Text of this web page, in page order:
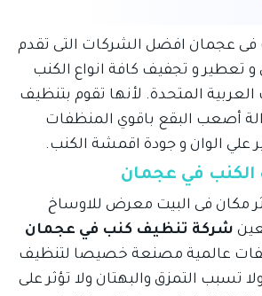
عجمان افضل الشركات التى تقدم
و تجفيف كافة انواع الكنب
العربية المتحدة. لأنها تقوم بتنظيف
أصعب البقع باقوي المنظفات
علي الوان و جودة اقمشة الكنب.
في عجمان
مكان فى البيت معرض للاوساخ
شركة تنظيف كنب في عجمان
عالمية مصنعة خصيصا لتنظيف
تسبب التمزق والبهتان ولا تؤثر على